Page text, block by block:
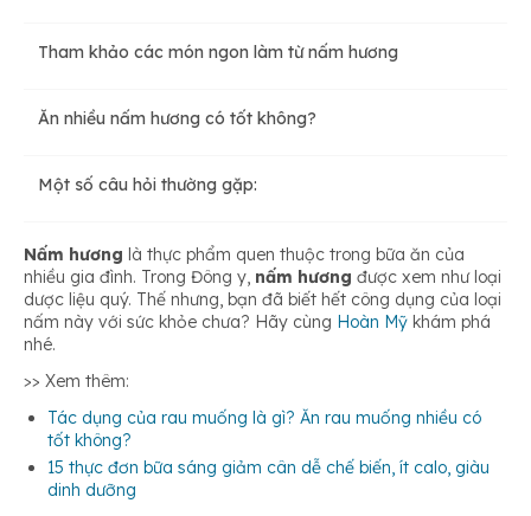
Giúp xương chắc khỏe
Giúp da chắc khỏe
Tham khảo các món ngon làm từ nấm hương
Ăn nhiều nấm hương có tốt không?
Một số câu hỏi thường gặp:
Nấm hương là thực phẩm quen thuộc trong bữa ăn của
nhiều gia đình. Trong Đông y, nấm hương được xem như loại
dược liệu quý. Thế nhưng, bạn đã biết hết công dụng của loại
nấm này với sức khỏe chưa? Hãy cùng Hoàn Mỹ khám phá
nhé.
>> Xem thêm:
Tác dụng của rau muống là gì? Ăn rau muống nhiều có
tốt không?
15 thực đơn bữa sáng giảm cân dễ chế biến, ít calo, giàu
dinh dưỡng